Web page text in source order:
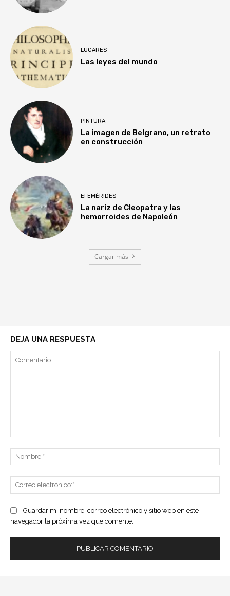
LUGARES
Las leyes del mundo
PINTURA
La imagen de Belgrano, un retrato
en construcción
EFEMÉRIDES
La nariz de Cleopatra y las
hemorroides de Napoleón
Cargar más
DEJA UNA RESPUESTA
Guardar mi nombre, correo electrónico y sitio web en este
navegador la próxima vez que comente.